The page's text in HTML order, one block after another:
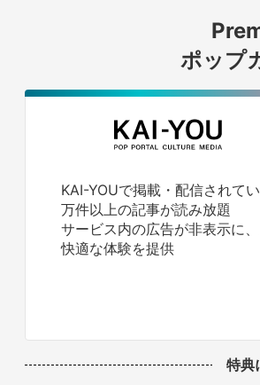
ポップ
KAI-YOUで掲載・配信されて
万件以上の記事が読み放題
サービス内の広告が非表示に、
快適な体験を提供
特典